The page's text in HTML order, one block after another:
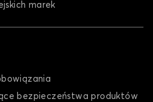
marek
bezpieczeństwa produktów